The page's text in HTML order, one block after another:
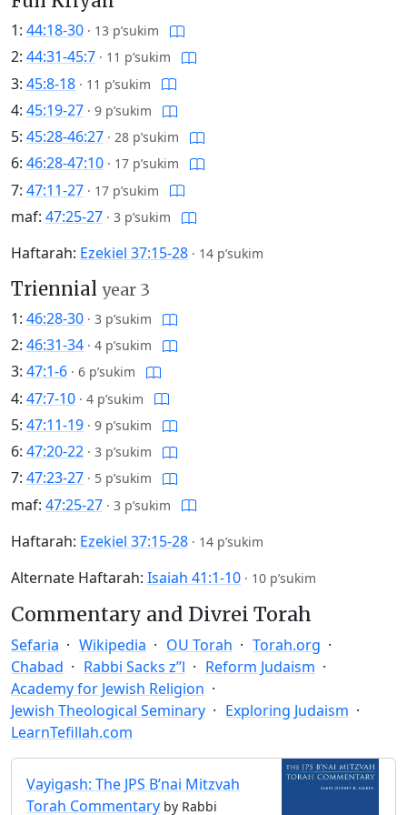
1: 44:18-30 · 13 p’sukim
2: 44:31-45:7 · 11 p’sukim
3: 45:8-18 · 11 p’sukim
4: 45:19-27 · 9 p’sukim
5: 45:28-46:27 · 28 p’sukim
6: 46:28-47:10 · 17 p’sukim
7: 47:11-27 · 17 p’sukim
maf: 47:25-27 · 3 p’sukim
Haftarah: Ezekiel 37:15-28 · 14 p’sukim
Triennial year 3
1: 46:28-30 · 3 p’sukim
2: 46:31-34 · 4 p’sukim
3: 47:1-6 · 6 p’sukim
4: 47:7-10 · 4 p’sukim
5: 47:11-19 · 9 p’sukim
6: 47:20-22 · 3 p’sukim
7: 47:23-27 · 5 p’sukim
maf: 47:25-27 · 3 p’sukim
Haftarah: Ezekiel 37:15-28 · 14 p’sukim
Alternate Haftarah: Isaiah 41:1-10 · 10 p’sukim
Commentary and Divrei Torah
Sefaria Wikipedia OU Torah
Torah.org
Chabad
Rabbi Sacks z”l
Reform Judaism
Academy for Jewish Religion
Jewish Theological Seminary
Exploring Judaism
LearnTefillah.com
Vayigash: The JPS B’nai Mitzvah
Torah Commentary by Rabbi